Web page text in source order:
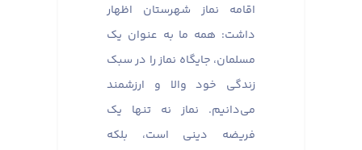
اقامه نماز شهرستان اظهار
داشت: همه ما به عنوان یک
مسلمان، جایگاه نماز را در سبک
زندگی خود والا و ارزشمند
می‌دانیم. نماز نه تنها یک
فریضه دینی است، بلکه